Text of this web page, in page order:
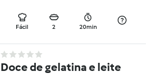
Fácil 2 20min
Doce de gelatina e leite